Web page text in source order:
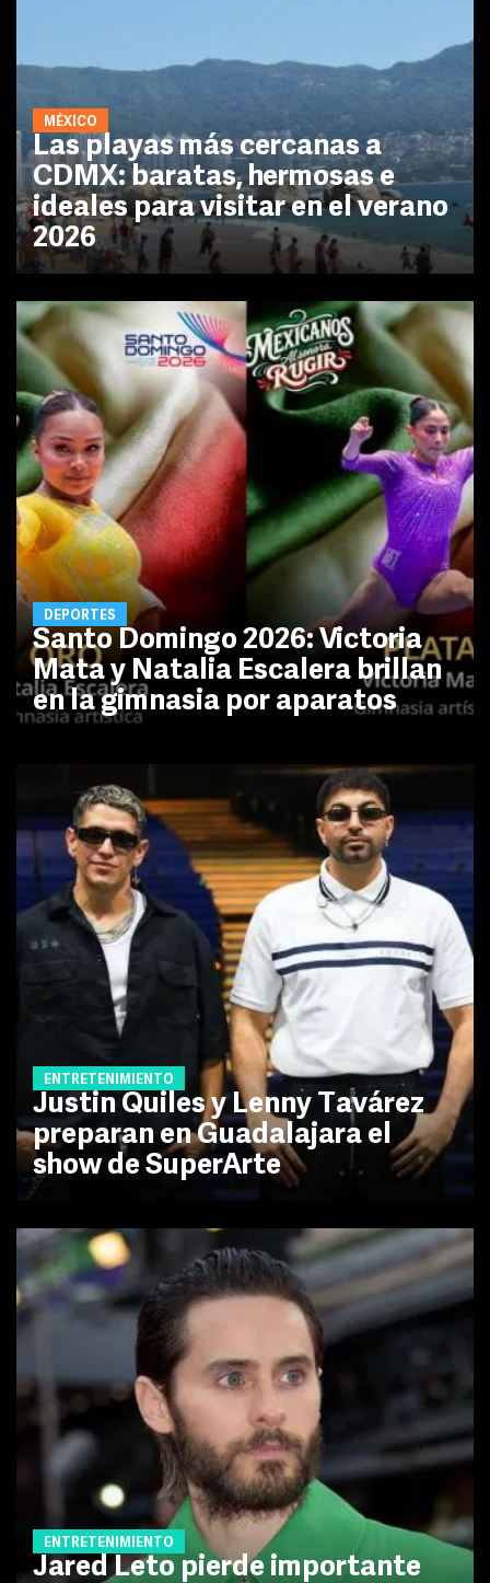
MÉXICO
Las playas más cercanas a
CDMX: baratas, hermosas e
ideales para visitar en el verano
2026
DEPORTES
Santo Domingo 2026: Victoria
Mata y Natalia Escalera brillan
en la gimnasia por aparatos
ENTRETENIMIENTO
Justin Quiles y Lenny Tavárez
preparan en Guadalajara el
show de SuperArte
ENTRETENIMIENTO
Jared Leto pierde importante